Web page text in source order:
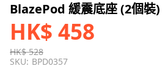
BlazePod 緩震底座 (2個裝)
HK$ 458
HK$ 528
SKU: BPD0357